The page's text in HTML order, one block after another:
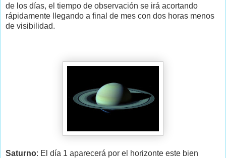
de los días, el tiempo de observación se irá acortando
rápidamente llegando a final de mes con dos horas menos
de visibilidad.
Saturno: El día 1 aparecerá por el horizonte este bien